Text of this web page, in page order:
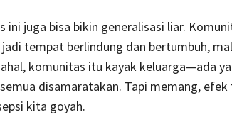
ini juga bisa bikin generalisasi liar.
tempat berlindung dan bertumbuh,
komunitas itu kayak keluarga—ada
disamaratakan. Tapi memang,
kita goyah.